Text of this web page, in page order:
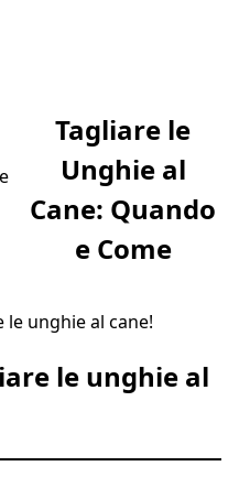
Tagliare le
Unghie al
Cane: Quando
e Come
e Come
le unghie al